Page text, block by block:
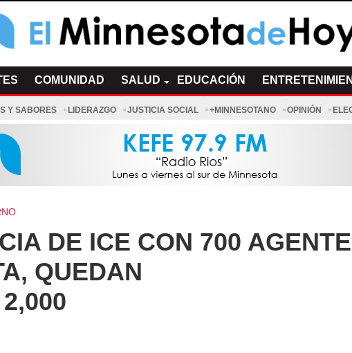
COMUNIDAD SALUD EDUCACIÓN
Y SABORES LIDERAZGO JUSTICIA SOCIAL +MINNESOTANO OPINIÓN
DE ICE CON 700
QUEDAN